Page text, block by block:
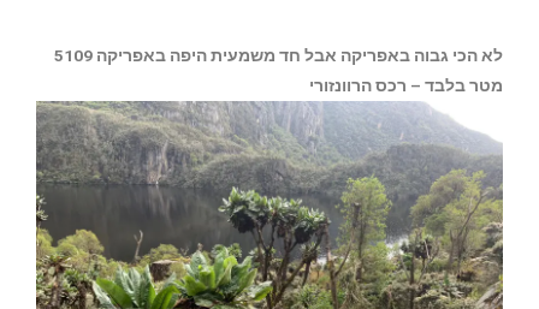
לא הכי גבוה באפריקה אבל חד משמעית היפה באפריקה 5109
מטר בלבד – רכס הרוונזורי